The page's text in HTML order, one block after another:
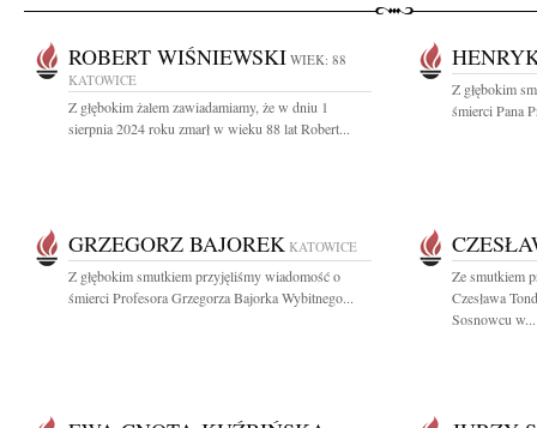
ROBERT WIŚNIEWSKI WIEK: 88
KATOWICE
Z głębokim żalem zawiadamiamy, że w dniu 1
sierpnia 2024 roku zmarł w wieku 88 lat Robert...
Z głębokim
śmierci Pana
GRZEGORZ BAJOREK KATOWICE
Z głębokim smutkiem przyjęliśmy wiadomość o
śmierci Profesora Grzegorza Bajorka Wybitnego...
Ze smutkiem
Czesława
Sosnowcu w...